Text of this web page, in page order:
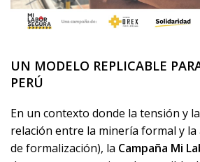
UN MODELO REPLICABLE
PERÚ
En un contexto donde la tensión y
relación entre la minería formal y la
de formalización), la Campaña Mi